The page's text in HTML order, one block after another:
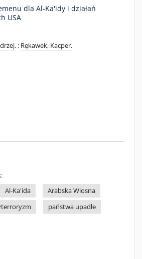
dla Al-Ka'idy i działań
USA
; Rękawek, Kacper.
Al-Ka'ida
Arabska Wiosna
państwa upadłe